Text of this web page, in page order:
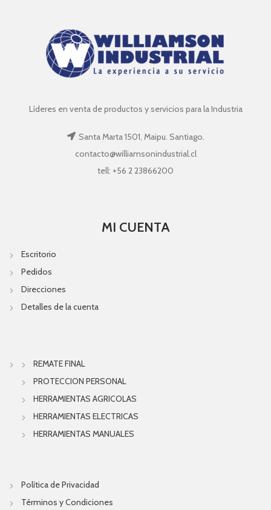
Líderes en venta de productos y servicios para la Industria
Santa Marta 1501, Maipu. Santiago.
contacto@williamsonindustrial.cl
tell: +56 2 23866200
MI CUENTA
Escritorio
Pedidos
Direcciones
Detalles de la cuenta
REMATE FINAL
PROTECCION PERSONAL
HERRAMIENTAS AGRICOLAS
HERRAMIENTAS ELECTRICAS
HERRAMIENTAS MANUALES
Política de Privacidad
Términos y Condiciones